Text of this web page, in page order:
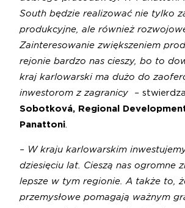
South będzie realizować nie tylko
produkcyjne, ale również
Zainteresowanie zwiększeniem
rejonie bardzo nas cieszy, bo to
kraj karlowarski ma dużo do
inwestorom z zagranicy – stwierdza
Sobotková, Regional
Panattoni.
– W kraju karlowarskim
dziesięciu lat. Cieszą nas ogromne
lepsze w tym regionie. A także to,
przemysłowe pomagają ważnym